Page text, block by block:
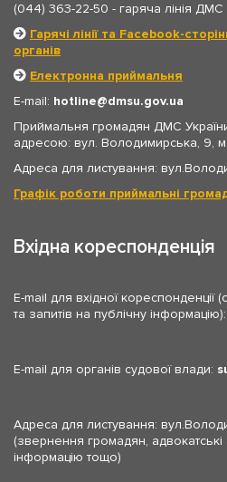
(044) 363-22-50 - гаряча лінія ДМС
Гарячі лінії та Facebook-
органів
Електронна приймальня
E-mail: hotline
dmsu.gov.ua
Приймальня громадян ДМС
адресою: вул. Володимирська, 9, м.
Адреса для листування:
Графік роботи приймальні
Вхідна кореспонденція
E-mail для вхідної
та запитів на публічну інформацію):
E-mail для органів судової влади:
Адреса для листування:
(звернення громадян, адвокатські
інформацію тощо)